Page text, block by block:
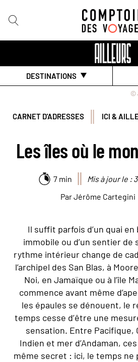
DESTINATIONS
©
CARNET D'ADRESSES ICI &
Les îles où le
7 min
Mis à jour le :
Par Jérôme Cartegini
Il suffit parfois d’un quai en
immobile ou d’un sentier de
rythme intérieur change de
l’archipel des San Blas, à
Noi, en Jamaïque ou à l’île
commence avant même
les épaules se dénouent, le
temps cesse d’être une
sensation. Entre Pacifique,
Indien et mer d’Andaman,
même secret : ici, le temps ne